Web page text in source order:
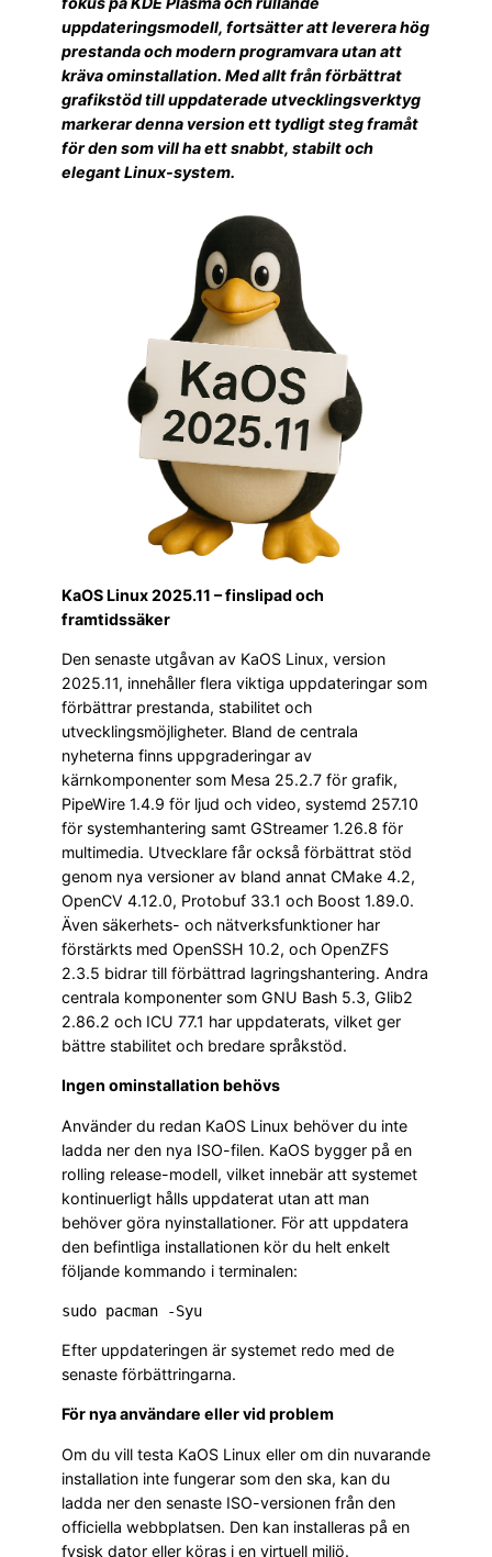
uppdateringsmodell, fortsätter att leverera hög
prestanda och modern programvara utan att
kräva ominstallation. Med allt från förbättrat
grafikstöd till uppdaterade utvecklingsverktyg
markerar denna version ett tydligt steg framåt
för den som vill ha ett snabbt, stabilt och
elegant Linux-system.
KaOS Linux 2025.11 – finslipad och
framtidssäker
Den senaste utgåvan av KaOS Linux, version
2025.11, innehåller flera viktiga uppdateringar som
förbättrar prestanda, stabilitet och
utvecklingsmöjligheter. Bland de centrala
nyheterna finns uppgraderingar av
kärnkomponenter som Mesa 25.2.7 för grafik,
PipeWire 1.4.9 för ljud och video, systemd 257.10
för systemhantering samt GStreamer 1.26.8 för
multimedia. Utvecklare får också förbättrat stöd
genom nya versioner av bland annat CMake 4.2,
OpenCV 4.12.0, Protobuf 33.1 och Boost 1.89.0.
Även säkerhets- och nätverksfunktioner har
förstärkts med OpenSSH 10.2, och OpenZFS
2.3.5 bidrar till förbättrad lagringshantering. Andra
centrala komponenter som GNU Bash 5.3, Glib2
2.86.2 och ICU 77.1 har uppdaterats, vilket ger
bättre stabilitet och bredare språkstöd.
Ingen ominstallation behövs
Använder du redan KaOS Linux behöver du inte
ladda ner den nya ISO-filen. KaOS bygger på en
rolling release-modell, vilket innebär att systemet
kontinuerligt hålls uppdaterat utan att man
behöver göra nyinstallationer. För att uppdatera
den befintliga installationen kör du helt enkelt
följande kommando i terminalen:
Efter uppdateringen är systemet redo med de
senaste förbättringarna.
För nya användare eller vid problem
Om du vill testa KaOS Linux eller om din nuvarande
installation inte fungerar som den ska, kan du
ladda ner den senaste ISO-versionen från den
officiella webbplatsen. Den kan installeras på en
fysisk dator eller köras i en virtuell miljö.